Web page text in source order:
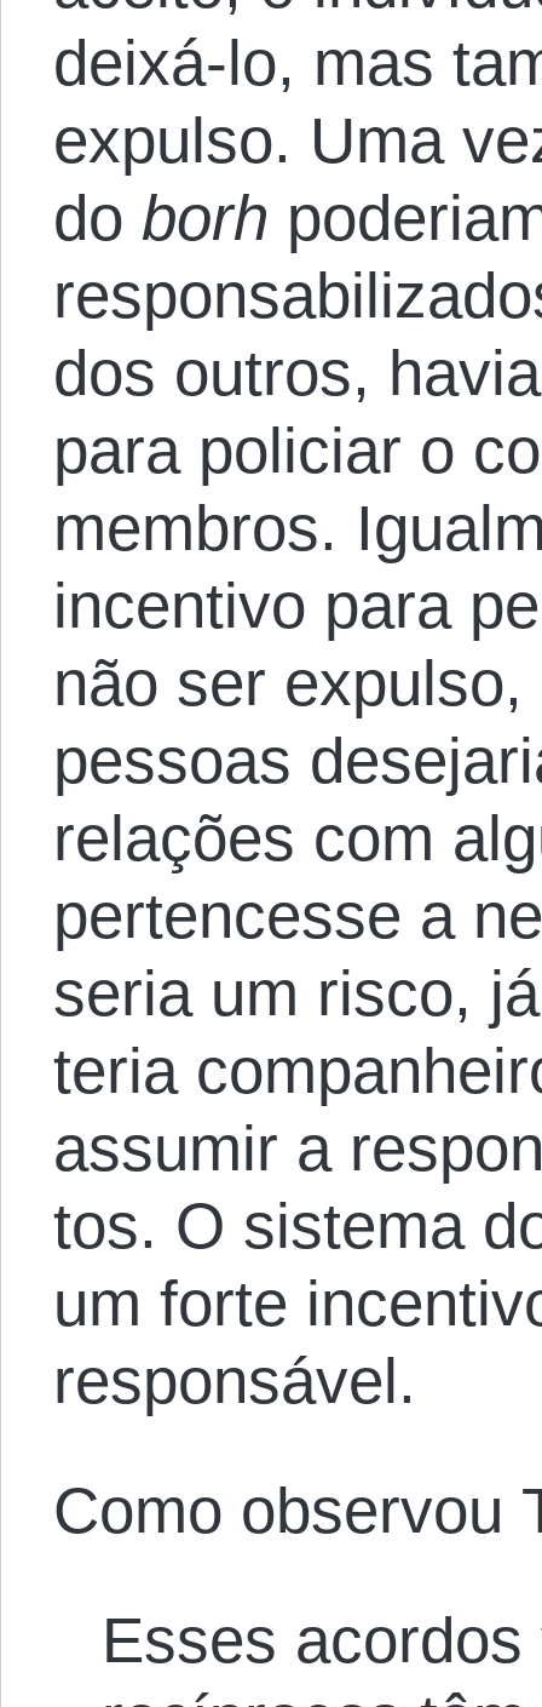
deixá-lo, mas
expulso. Uma
do borh
dos outros,
para policiar o
membros.
incentivo para
não ser
pessoas
relações com
pertencesse a
seria um risco,
teria
assumir a
tos. O sistema
um forte
responsável.
Como observou
Esses